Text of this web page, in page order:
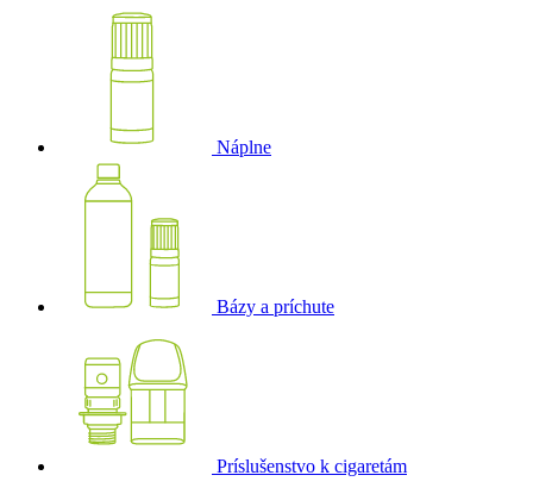
Náplne
Bázy a príchute
Príslušenstvo k cigaretám